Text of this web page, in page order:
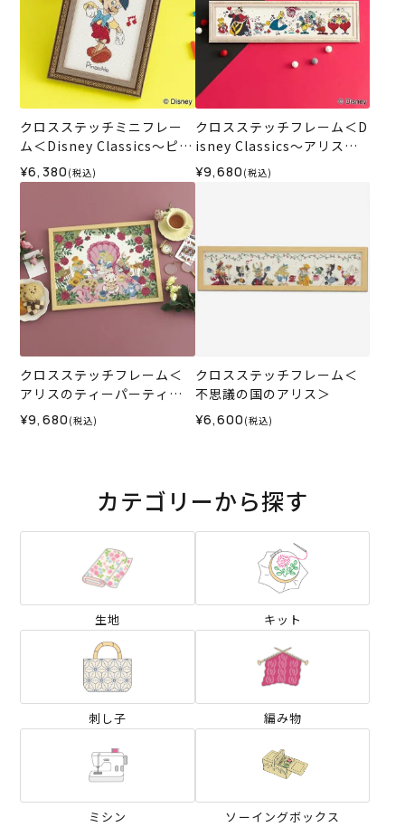
クロスステッチミニフレー
ム＜Disney Classics～ピノ
キオ～＞
¥6,380 (税込)
クロスステッチフレーム＜D
isney Classics～アリス～
＞
¥9,680 (税込)
クロスステッチフレーム＜
アリスのティーパーティー
＞
¥9,680 (税込)
クロスステッチフレーム＜
不思議の国のアリス＞
¥6,600 (税込)
カテゴリーから探す
生地 キット
刺し子 編み物
ミシン ソーイングボックス